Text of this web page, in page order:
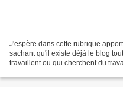
J'espère dans cette rubrique
sachant qu'il existe déjà le blog
travaillent ou qui cherchent du